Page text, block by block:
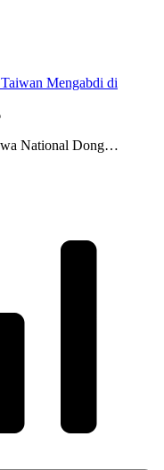
Mengabdi di
National Dong…